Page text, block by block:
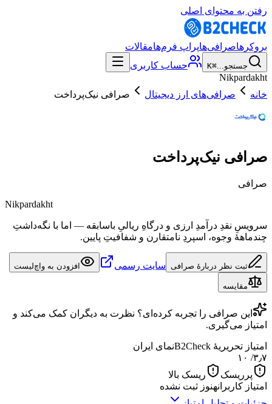
رفتن به محتوای اصلی
بروکرهاصرافی‌هاپراپ فرم‌هامقالات
جستجو...⌘K
حساب کاربری
Nikpardakht
خانه
صرافی‌های ارز دیجیتال صرافی نیک‌پرداخت
صرافی نیک‌پرداخت
صرافی
Nikpardakht
سرویسِ نقدِ درآمدِ ارزی و درگاهِ ریالیِ باسابقه — اما با نگه‌داشتِ
چندماههٔ وجوه، اسپردِ نامتقارن و شفافیتِ پایین.
ثبت نظر دربارهٔ صرافی سایت رسمی افزودن به واچ‌لیست
مقایسه
این صرافی را تجربه کرده‌ای؟ نظرت به دیگران کمک می‌کند و
امتیاز می‌گیری.
امتیاز تحریریهٔ B2Check
نمای ایران
۳٫۷/ ۱۰
پرریسک
ریسک بالا
امتیاز کاربرانهنوز ثبت نشده